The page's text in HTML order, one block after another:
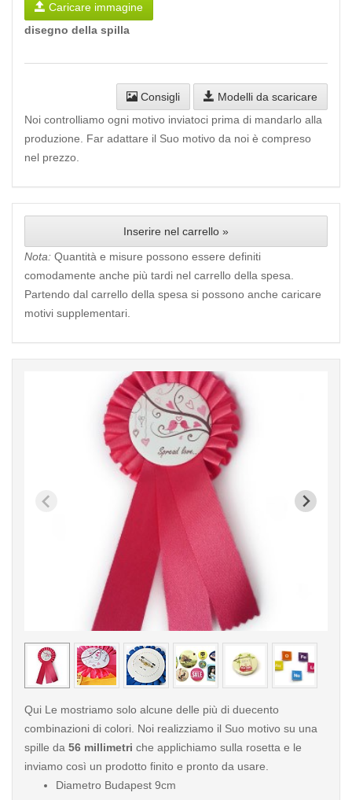
Caricare immagine
disegno della spilla
Consigli
Modelli da scaricare
Noi controlliamo ogni motivo inviatoci prima di mandarlo alla
produzione. Far adattare il Suo motivo da noi è compreso
nel prezzo.
Inserire nel carrello »
Nota: Quantità e misure possono essere definiti
comodamente anche più tardi nel carrello della spesa.
Partendo dal carrello della spesa si possono anche caricare
motivi supplementari.
< /picture>
Qui Le mostriamo solo alcune delle più di duecento
combinazioni di colori. Noi realizziamo il Suo motivo su una
spille da 56 millimetri che applichiamo sulla rosetta e le
inviamo così un prodotto finito e pronto da usare.
Diametro Budapest 9cm